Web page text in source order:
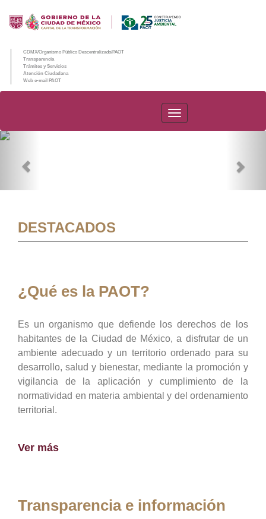
CDMX/Organismo Público Descentralizado/PAOT
Transparencia
Trámites y Servicios
Atención Ciudadana
Web e-mail PAOT
PAOT
DESTACADOS
¿Qué es la PAOT?
Es un organismo que defiende los derechos de los
habitantes de la Ciudad de México, a disfrutar de un
ambiente adecuado y un territorio ordenado para su
desarrollo, salud y bienestar, mediante la promoción y
vigilancia de la aplicación y cumplimiento de la
normatividad en materia ambiental y del ordenamiento
territorial.
Ver más
Transparencia e información